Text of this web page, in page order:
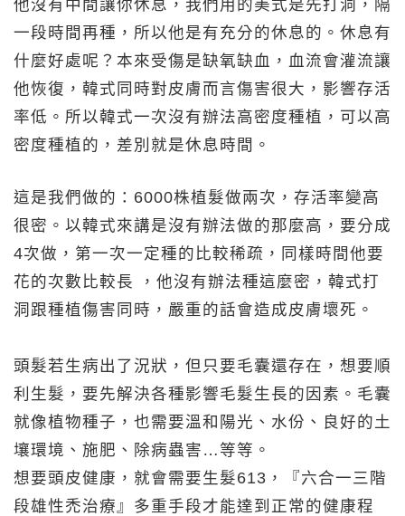
他沒有中間讓你休息，我們用的美式是先打洞，隔
一段時間再種，所以他是有充分的休息的。休息有
什麼好處呢？本來受傷是缺氧缺血，血流會灌流讓
他恢復，韓式同時對皮膚而言傷害很大，影響存活
率低。所以韓式一次沒有辦法高密度種植，可以高
密度種植的，差別就是休息時間。
這是我們做的：6000株植髮做兩次，存活率變高
很密。以韓式來講是沒有辦法做的那麼高，要分成
4次做，第一次一定種的比較稀疏，同樣時間他要
花的次數比較長 ，他沒有辦法種這麼密，韓式打
洞跟種植傷害同時，嚴重的話會造成皮膚壞死。
頭髮若生病出了況狀，但只要毛囊還存在，想要順
利生髮，要先解決各種影響毛髮生長的因素。毛囊
就像植物種子，也需要溫和陽光、水份、良好的土
壤環境、施肥、除病蟲害…等等。
想要頭皮健康，就會需要生髮613，『六合一三階
段雄性禿治療』多重手段才能達到正常的健康程